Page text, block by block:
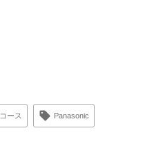
コース Panasonic